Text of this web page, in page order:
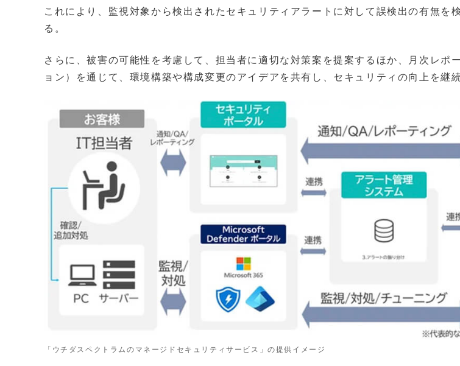
これにより、監視対象から検出されたセキュリティアラートに対して誤検出の有無を
る。
さらに、被害の可能性を考慮して、担当者に適切な対策案を提案するほか、月次レポ
ョン）を通じて、環境構築や構成変更のアイデアを共有し、セキュリティの向上を継
「ウチダスペクトラムのマネージドセキュリティサービス」の提供イメージ